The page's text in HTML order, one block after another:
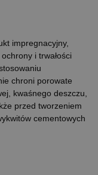
impregnacyjny,
i trwałości
chroni porowate
kwaśnego deszczu,
przed tworzeniem
cementowych